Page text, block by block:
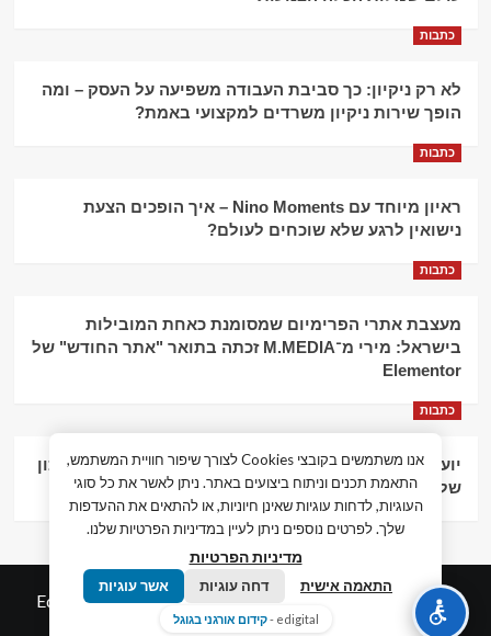
כתבות
לא רק ניקיון: כך סביבת העבודה משפיעה על העסק – ומה
הופך שירות ניקיון משרדים למקצועי באמת?
כתבות
ראיון מיוחד עם Nino Moments – איך הופכים הצעת
נישואין לרגע שלא שוכחים לעולם?
כתבות
מעצבת אתרי הפרימיום שמסומנת כאחת המובילות
בישראל: מירי מ־M.MEDIA זכתה בתואר "אתר החודש" של
Elementor
כתבות
יועץ עסקי וליווי פיננסי – הדרך לצמיחה כלכלית וניהול נכון
של העסק
© כל הזכויות שמורות חדשות המאה ה-21 |
Edigital.co.ilby
אלימלך דיגיטל.
אנו משתמשים בקובצי Cookies לצורך שיפור חוויית המשתמש,
התאמת תכנים וניתוח ביצועים באתר. ניתן לאשר את כל סוגי
העוגיות, לדחות עוגיות שאינן חיוניות, או להתאים את ההעדפות
שלך. לפרטים נוספים ניתן לעיין במדיניות הפרטיות שלנו.
מדיניות הפרטיות
התאמה אישית דחה עוגיות אשר עוגיות
edigital - קידום אורגני בגוגל